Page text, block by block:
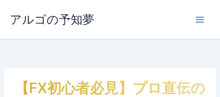
ス
アルゴの予知夢
【FX初心者必見】プロ直伝の